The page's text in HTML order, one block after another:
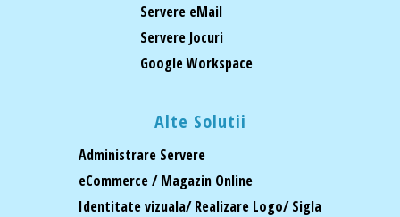
Servere eMail
Servere Jocuri
Google Workspace
Alte Solutii
Administrare Servere
eCommerce / Magazin Online
Identitate vizuala/ Realizare Logo/ Sigla